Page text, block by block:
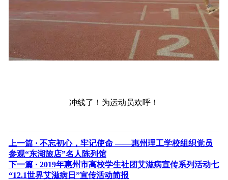
冲线了！为运动员欢呼！
上一篇 · 不忘初心，牢记使命 ——惠州理工学校组织党员
参观“东湖旅店”名人陈列馆
下一篇 · 2019年惠州市高校学生社团艾滋病宣传系列活动七
“12.1世界艾滋病日”宣传活动简报